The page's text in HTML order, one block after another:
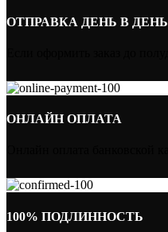
ОТПРАВКА ДЕНЬ В ДЕНЬ
ОНЛАЙН ОПЛАТА
100% ПОДЛИННОСТЬ